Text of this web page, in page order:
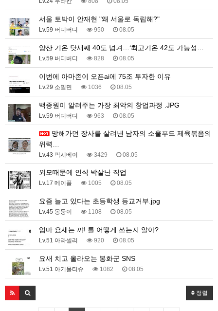
서울 토박이 안재현 "왜 서울로 독립해?"
Lv.59 버디버디 950 08.05
양산 기온 닷새째 40도 넘겨…‘최고기온 42도 가능성…
Lv.59 버디버디 828 08.05
이번에 아마존이 오픈ai에 75조 투자한 이유
Lv.29 소밀면 1036 08.05
백종원이 알려주는 가장 최악의 창업과정 .JPG
Lv.59 버디버디 963 08.05
위력…
Lv.43 픽시베이 3429 08.05
외모때문에 인식 박살난 직업
Lv.17 메이플 1005 08.05
요즘 늘고 있다는 초등학생 등교거부.jpg
Lv.45 몽둥이 1108 08.05
엄마 요새는 꺄! 를 어떻게 쓰는지 알아?
Lv.51 아라셀리 920 08.05
요새 치고 올라오는 봉화군 SNS
Lv.51 아기물티슈 1082 08.05
정렬